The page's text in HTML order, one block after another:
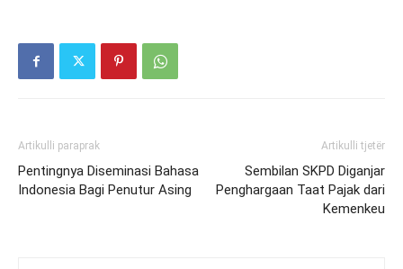
Artikulli paraprak
Pentingnya Diseminasi Bahasa
Indonesia Bagi Penutur Asing
Artikulli tjetër
Sembilan SKPD Diganjar
Penghargaan Taat Pajak dari
Kemenkeu